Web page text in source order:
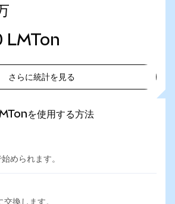
LMTon
さらに統計を見る
を使用する方法
められます。
換します。